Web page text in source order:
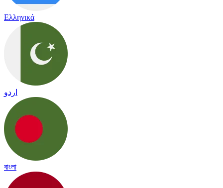
Ελληνικά
اردو
বাংলা